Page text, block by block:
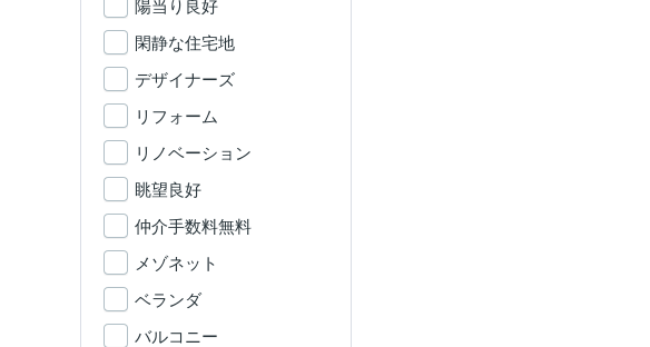
陽当り良好
閑静な住宅地
デザイナーズ
リフォーム
リノベーション
眺望良好
仲介手数料無料
メゾネット
ベランダ
バルコニー